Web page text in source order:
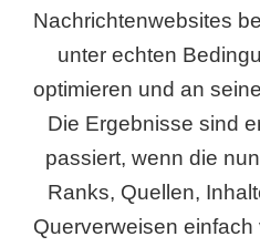
Nachrichtenwebsites
unter echten
optimieren und an
Die Ergebnisse sind
passiert, wenn die
Ranks, Quellen,
Querverweisen